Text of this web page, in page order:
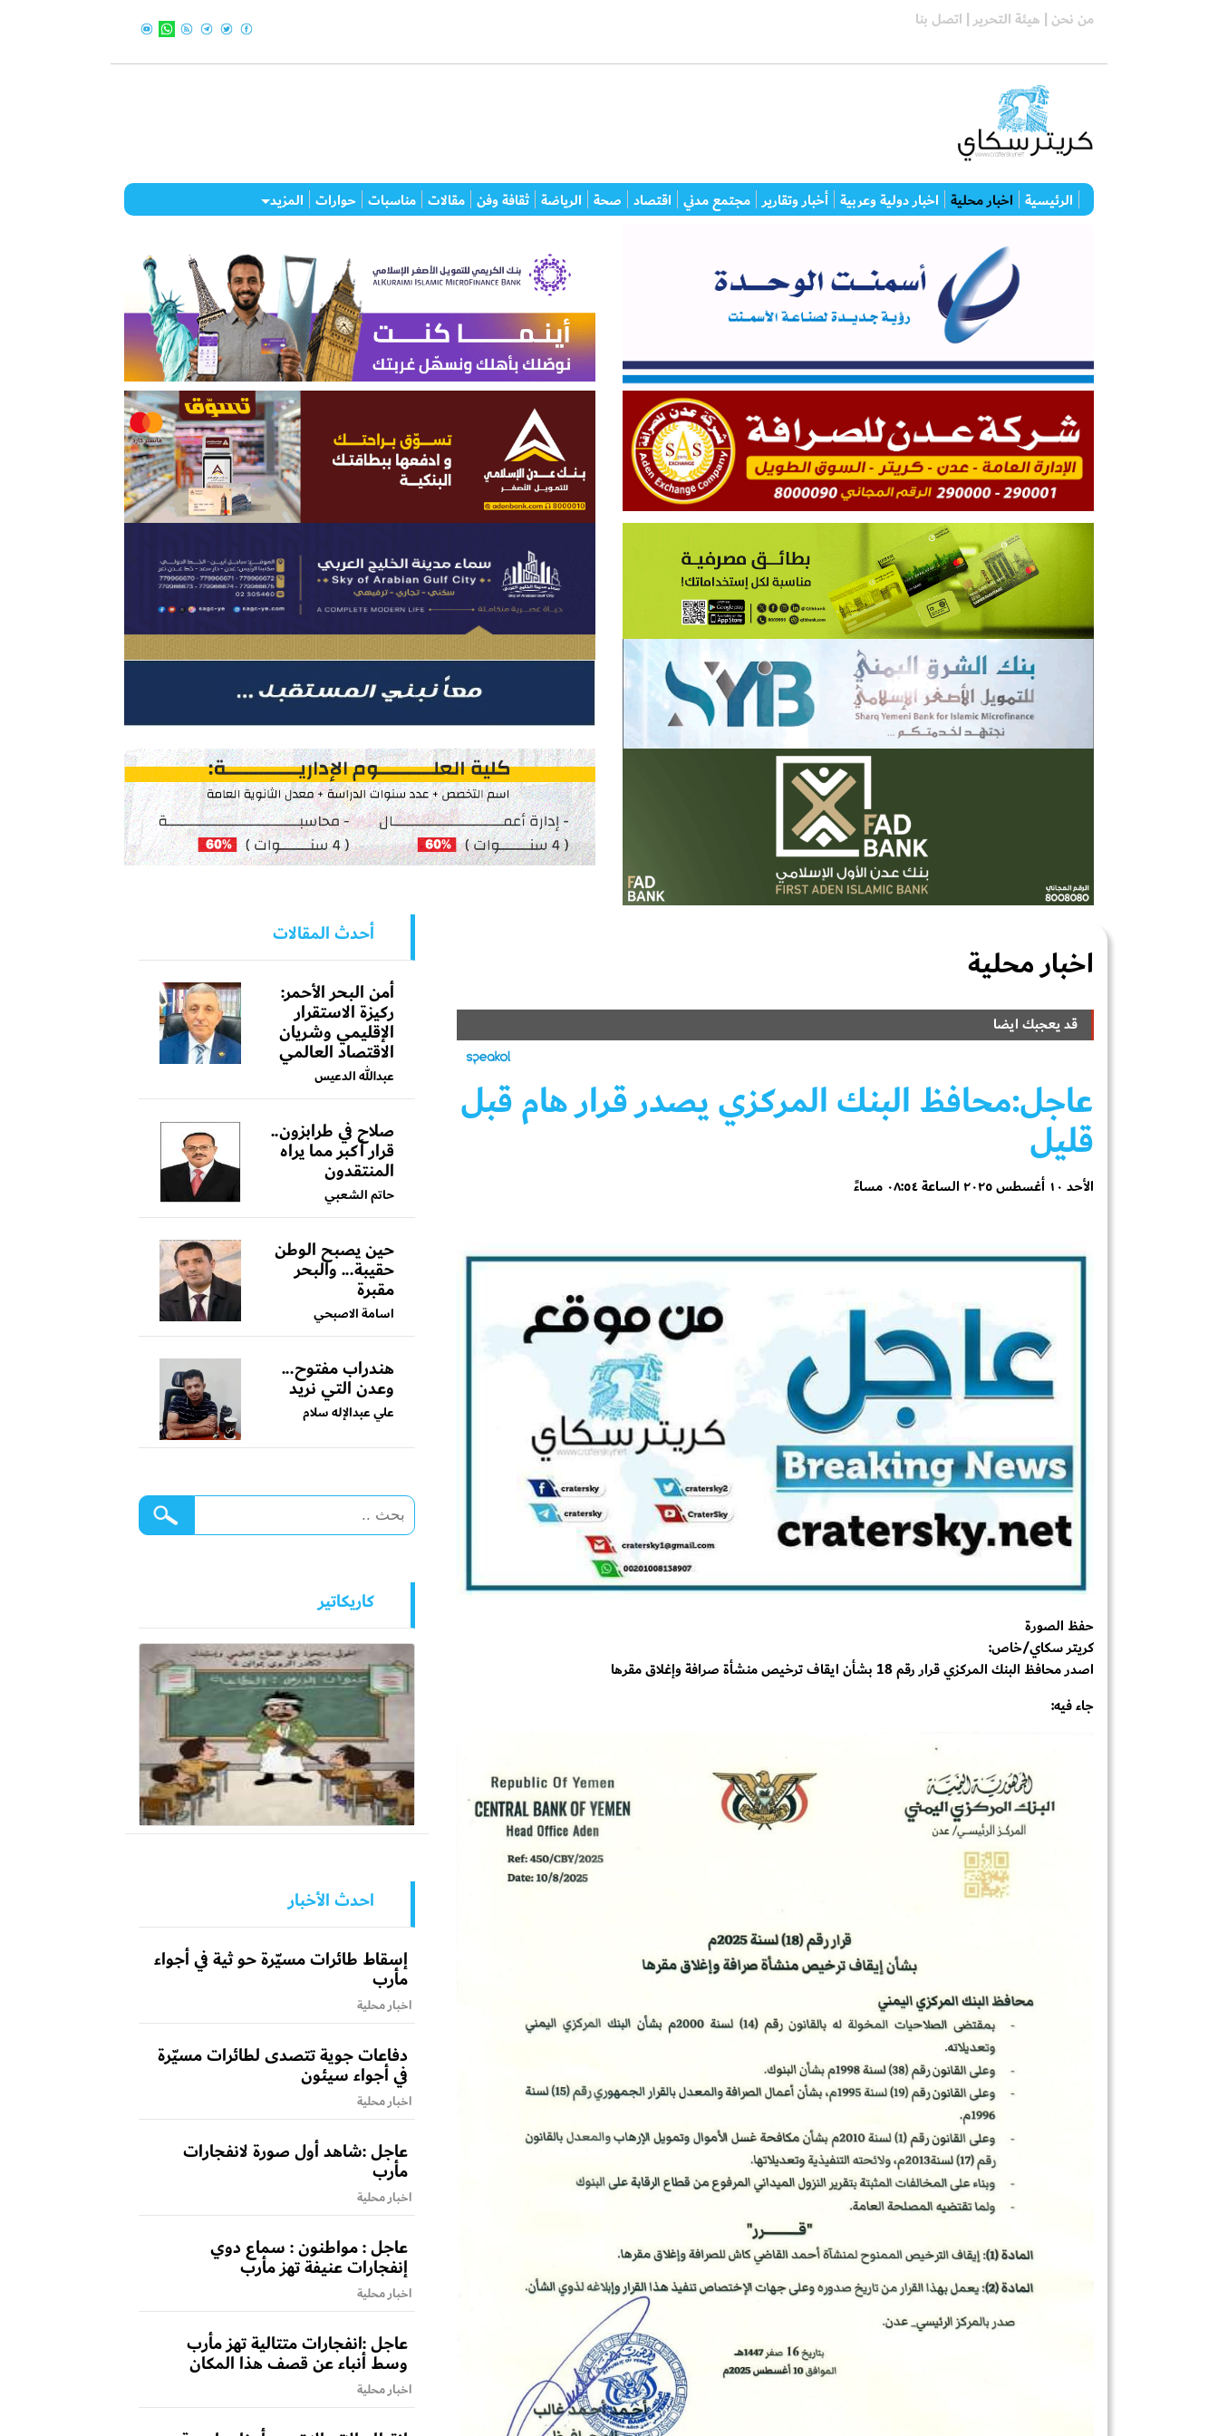
من نحن | هيئة التحرير | اتصل بنا
الرئيسية اخبار محلية اخبار دولية وعربية أخبار وتقارير مجتمع مدني اقتصاد صحة الرياضة ثقافة وفن مقالات مناسبات حوارات المزيد
اخبار محلية
قد يعجبك ايضا
عاجل:محافظ البنك المركزي يصدر قرار هام قبل
قليل
الأحد ١٠ أغسطس ٢٠٢٥ الساعة ٠٨:٥٤ مساءً
حفظ الصورة
كريتر سكاي/خاص:
اصدر محافظ البنك المركزي قرار رقم 18 بشأن ايقاف ترخيص منشأة صرافة وإغلاق مقرها
جاء فيه:
أحدث المقالات
أمن البحر الأحمر:
ركيزة الاستقرار
الإقليمي وشريان
الاقتصاد العالمي
عبدالله الدعيس
صلاح في طرابزون..
قرار أكبر مما يراه
المنتقدون
حاتم الشعبي
حين يصبح الوطن
حقيبة... والبحر
مقبرة
اسامة الاصبحي
هندراب مفتوح...
وعدن التي نريد
علي عبدالإله سلام
كاريكاتير
احدث الأخبار
إسقاط طائرات مسيّرة حو ثية في أجواء
مأرب
اخبار محلية
دفاعات جوية تتصدى لطائرات مسيّرة
في أجواء سيئون
اخبار محلية
عاجل :شاهد أول صورة لانفجارات
مأرب
اخبار محلية
عاجل : مواطنون : سماع دوي
إنفجارات عنيفة تهز مأرب
اخبار محلية
عاجل :انفجارات متتالية تهز مأرب
وسط أنباء عن قصف هذا المكان
اخبار محلية